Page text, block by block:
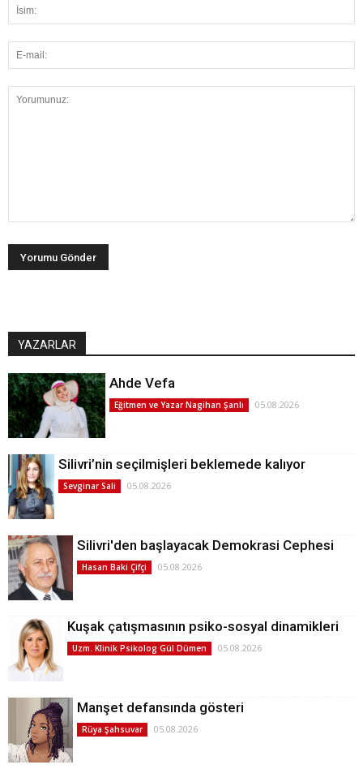
YAZARLAR
Ahde Vefa
Eğitmen ve Yazar Nagihan Şanlı 05.08.2026
Silivri’nin seçilmişleri beklemede kalıyor
Sevginar Sali 05.08.2026
Silivri'den başlayacak Demokrasi Cephesi
Hasan Baki Çifçi 05.08.2026
Kuşak çatışmasının psiko-sosyal dinamikleri
Uzm. Klinik Psikolog Gül Dümen 05.08.2026
Manşet defansında gösteri
Rüya Şahsuvar 05.08.2026